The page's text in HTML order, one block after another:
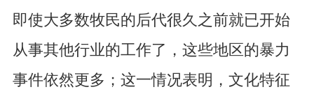
即使大多数牧民的后代很久之前就已开始
从事其他行业的工作了，这些地区的暴力
事件依然更多；这一情况表明，文化特征